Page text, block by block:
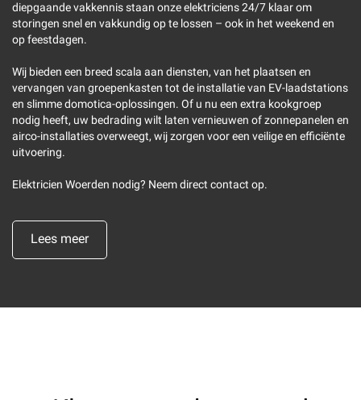
diepgaande vakkennis staan onze elektriciens 24/7 klaar om
storingen snel en vakkundig op te lossen – ook in het weekend en
op feestdagen.
Wij bieden een breed scala aan diensten, van het plaatsen en
vervangen van groepenkasten tot de installatie van EV-laadstations
en slimme domotica-oplossingen. Of u nu een extra kookgroep
nodig heeft, uw bedrading wilt laten vernieuwen of zonnepanelen en
airco-installaties overweegt, wij zorgen voor een veilige en efficiënte
uitvoering.
Elektricien Woerden nodig? Neem direct contact op.
Lees meer